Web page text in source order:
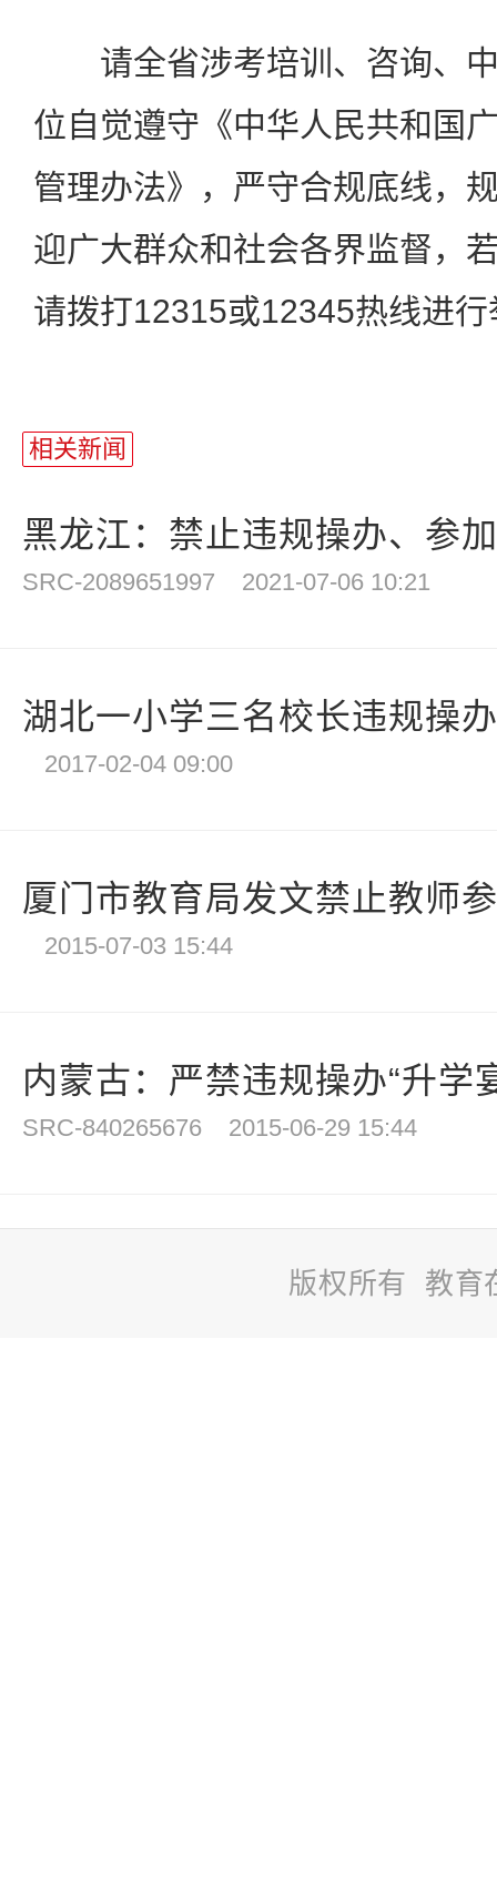
请全省涉考培训、咨询、中
位自觉遵守《中华人民共和国
管理办法》，严守合规底线，
迎广大群众和社会各界监督，
请拨打12315或12345热线进行
相关新闻
黑龙江：禁止违规操办、参
SRC-2089651997 2021-07-06 10:21
湖北一小学三名校长违规操
2017-02-04 09:00
厦门市教育局发文禁止教师
2015-07-03 15:44
内蒙古：严禁违规操办“升学
SRC-840265676 2015-06-29 15:44
版权所有 教育